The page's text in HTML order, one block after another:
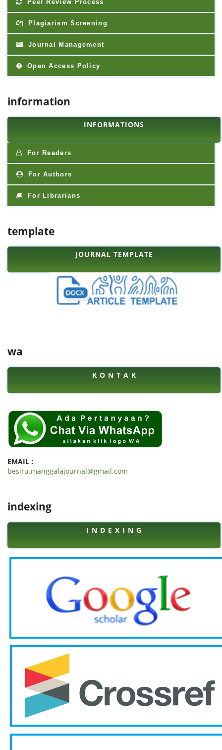
Peer Review Process
Plagiarism Screening
Journal Management
Open Access Policy
information
INFORMATIONS
For Readers
For Authors
For Librarians
template
JOURNAL TEMPLATE
wa
K O N T A K
EMAIL :
besiru.manggalajournal@gmail.com
indexing
I N D E X I N G